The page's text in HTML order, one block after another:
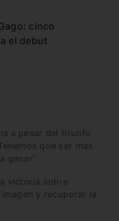
cinco
el debut
a pesar del triunfo
que ser más
ganar”
victoria sobre
y recuperar la